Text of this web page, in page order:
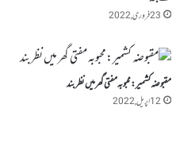
23 فروری, 2022
مقبوضہ کشمیر:محبوبہ مفتی گھر میں نظربند
12 اپریل, 2022